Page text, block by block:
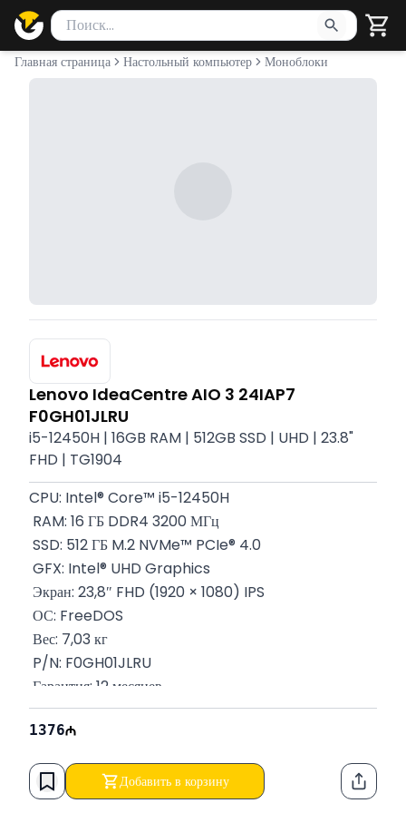
Поиск товаров
Введите минимум 2 символа для поиска. Нажмите Enter
Главная страница Настольный компьютер Моноблоки
Lenovo IdeaCentre AIO 3 24IAP7
F0GH01JLRU
i5-12450H | 16GB RAM | 512GB SSD | UHD | 23.8"
FHD | TG1904
CPU: Intel® Core™ i5-12450H
RAM: 16 ГБ DDR4 3200 МГц
SSD: 512 ГБ M.2 NVMe™ PCIe® 4.0
GFX: Intel® UHD Graphics
Экран: 23,8″ FHD (1920 × 1080) IPS
ОС: FreeDOS
Вес: 7,03 кг
P/N: F0GH01JLRU
Гарантия: 12 месяцев
1376
Добавить в корзину